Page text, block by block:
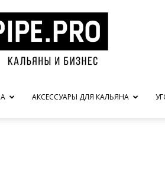
АКСЕССУАРЫ ДЛЯ КАЛЬЯНА